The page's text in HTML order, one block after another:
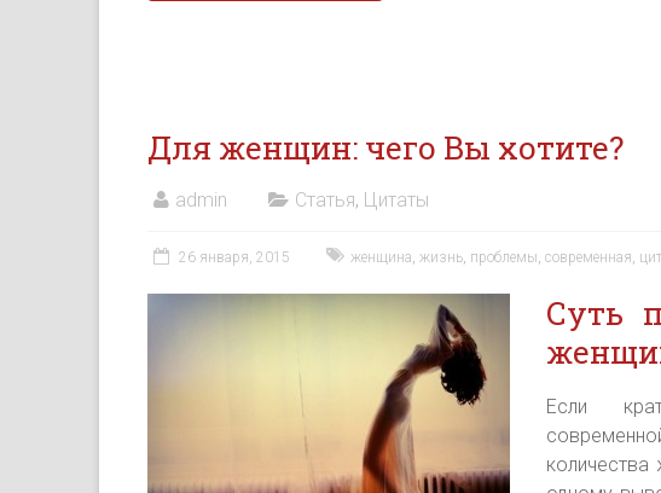
Для женщин: чего Вы хотите?
admin Статья, Цитаты
26 января, 2015 женщина, жизнь, проблемы, современная,
Суть
Если